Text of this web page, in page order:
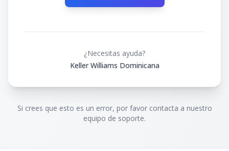
¿Necesitas ayuda?
Keller Williams Dominicana
Si crees que esto es un error, por favor contacta a nuestro
equipo de soporte.